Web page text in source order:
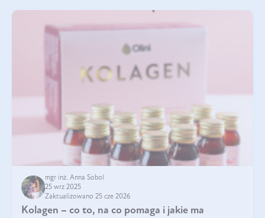
mgr inż. Anna Sobol
25 wrz 2025
Zaktualizowano 25 cze 2026
Kolagen – co to, na co pomaga i jakie ma